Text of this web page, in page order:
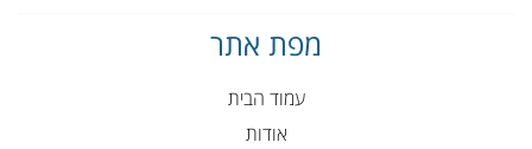
מפת אתר
עמוד הבית
אודות